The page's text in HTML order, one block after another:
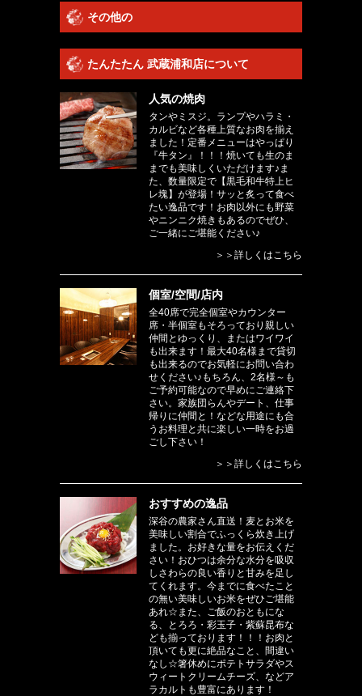
その他の
たんたたん 武蔵浦和店について
人気の焼肉
タンやミスジ。ランプやハラミ・
カルビなど各種上質なお肉を揃え
ました！定番メニューはやっぱり
『牛タン』！！！焼いても生のま
までも美味しくいただけます♪ま
た、数量限定で【黒毛和牛特上ヒ
レ塊】が登場！サッと炙って食べ
たい逸品です！お肉以外にも野菜
やニンニク焼きもあるのでぜひ、
ご一緒にご堪能ください♪
＞＞詳しくはこちら
個室/空間/店内
全40席で完全個室やカウンター
席・半個室もそろっており親しい
仲間とゆっくり、またはワイワイ
も出来ます！最大40名様まで貸切
も出来るのでお気軽にお問い合わ
せください♪もちろん、2名様～も
ご予約可能なので早めにご連絡下
さい。家族団らんやデート、仕事
帰りに仲間と！などな用途にも合
うお料理と共に楽しい一時をお過
ごし下さい！
＞＞詳しくはこちら
おすすめの逸品
深谷の農家さん直送！麦とお米を
美味しい割合でふっくら炊き上げ
ました。お好きな量をお伝えくだ
さい！おひつは余分な水分を吸収
しさわらの良い香りと甘みを足し
てくれます。今までに食べたこと
の無い美味しいお米をぜひご堪能
あれ☆また、ご飯のおともにな
る、とろろ・彩玉子・紫蘇昆布な
ども揃っております！！！お肉と
頂いても更に絶品なこと、間違い
なし☆箸休めにポテトサラダやス
ウィートクリームチーズ、などア
ラカルトも豊富にあります！